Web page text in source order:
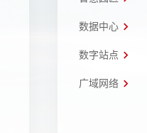
数据中心
数字站点
广域网络